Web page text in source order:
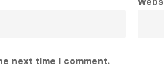
next time I comment.